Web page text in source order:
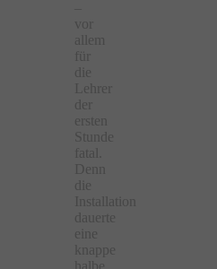
vor
allem
für
die
Lehrer
der
ersten
Stunde
fatal.
Denn
die
Installation
dauerte
eine
knappe
halbe